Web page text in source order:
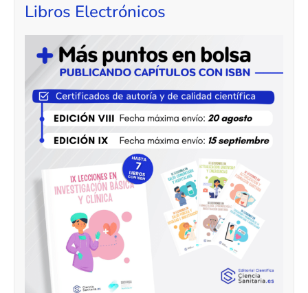
Libros Electrónicos